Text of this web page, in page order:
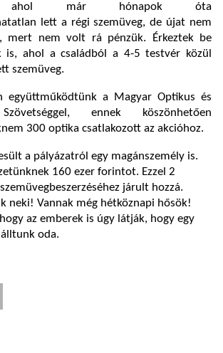
ahol már hónapok óta
lett a régi szemüveg, de újat nem
mert nem volt rá pénzük. Érkeztek be
is, ahol a családból a 4-5 testvér közül
szemüveg.
együttműködtünk a Magyar Optikus és
ennek köszönhetően
300 optika csatlakozott az akcióhoz.
a pályázatról egy magánszemély is.
160 ezer forintot. Ezzel 2
járult hozzá.
neki! Vannak még hétköznapi hősök!
az emberek is úgy látják, hogy egy
oda.